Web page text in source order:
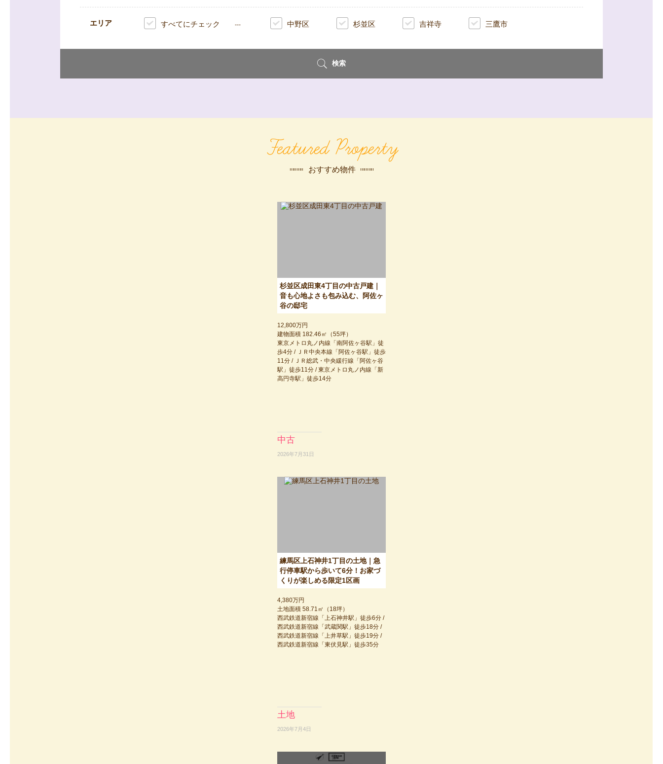
エリア すべてにチェック --- 中野区 杉並区 吉祥寺 三鷹市
検索
Featured Property
おすすめ物件
杉並区成田東4丁目の中古戸建｜
音も心地よさも包み込む、阿佐ヶ
谷の邸宅
12,800万円
建物面積 182.46㎡（55坪）
東京メトロ丸ノ内線「南阿佐ヶ谷駅」徒
歩4分 / ＪＲ中央本線「阿佐ヶ谷駅」徒歩
11分 / ＪＲ総武・中央緩行線「阿佐ヶ谷
駅」徒歩11分 / 東京メトロ丸ノ内線「新
高円寺駅」徒歩14分
中古
2026年7月31日
練馬区上石神井1丁目の土地｜急
行停車駅から歩いて6分！お家づ
くりが楽しめる限定1区画
4,380万円
土地面積 58.71㎡（18坪）
西武鉄道新宿線「上石神井駅」徒歩6分 /
西武鉄道新宿線「武蔵関駅」徒歩18分 /
西武鉄道新宿線「上井草駅」徒歩19分 /
西武鉄道新宿線「東伏見駅」徒歩35分
土地
2026年7月4日